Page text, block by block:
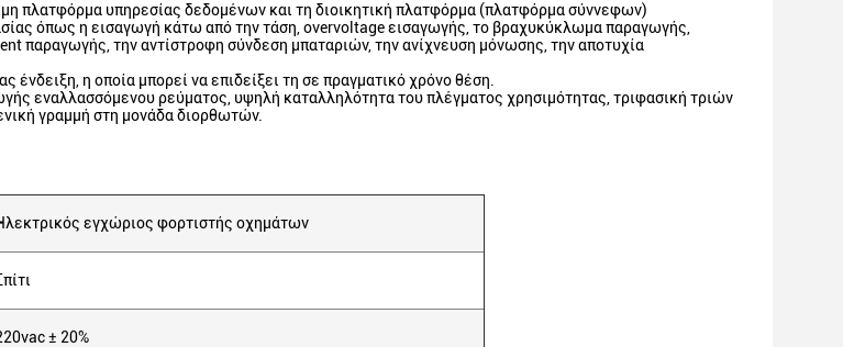
πλατφόρμα υπηρεσίας δεδομένων και τη διοικητική πλατφόρμα (πλατφόρμα σύννεφων)
όπως η εισαγωγή κάτω από την τάση, overvoltage εισαγωγής, το βραχυκύκλωμα παραγωγής,
παραγωγής, την αντίστροφη σύνδεση μπαταριών, την ανίχνευση μόνωσης, την αποτυχία
ένδειξη, η οποία μπορεί να επιδείξει τη σε πραγματικό χρόνο θέση.
εναλλασσόμενου ρεύματος, υψηλή καταλληλότητα του πλέγματος χρησιμότητας, τριφασική τριών
γραμμή στη μονάδα διορθωτών.
εγχώριος φορτιστής οχημάτων
± 20%